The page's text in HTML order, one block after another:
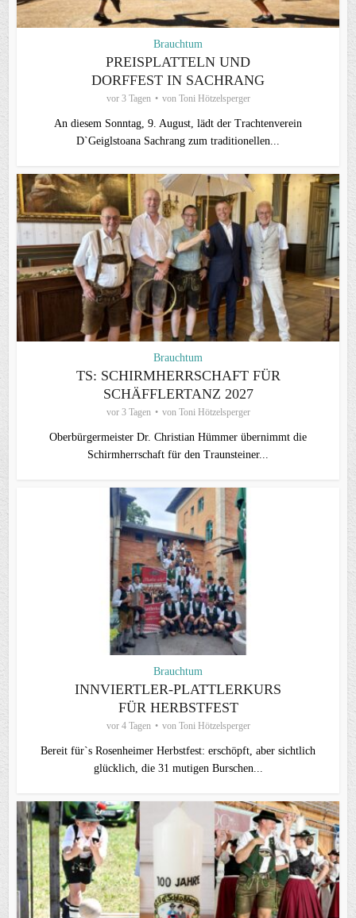
Brauchtum
PREISPLATTELN UND
DORFFEST IN SACHRANG
vor 3 Tagen von Toni Hötzelsperger
An diesem Sonntag, 9. August, lädt der Trachtenverein
D`Geiglstoana Sachrang zum traditionellen...
Brauchtum
TS: SCHIRMHERRSCHAFT FÜR
SCHÄFFLERTANZ 2027
vor 3 Tagen von Toni Hötzelsperger
Oberbürgermeister Dr. Christian Hümmer übernimmt die
Schirmherrschaft für den Traunsteiner...
Brauchtum
INNVIERTLER-PLATTLERKURS
FÜR HERBSTFEST
vor 4 Tagen von Toni Hötzelsperger
Bereit für`s Rosenheimer Herbstfest: erschöpft, aber sichtlich
glücklich, die 31 mutigen Burschen...